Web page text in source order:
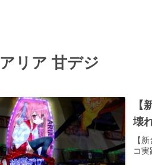
リア 甘デジ
【
壊
【
コ